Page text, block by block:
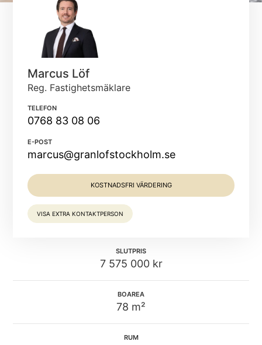
Marcus Löf
Reg. Fastighetsmäklare
TELEFON
0768 83 08 06
E-POST
marcus@granlofstockholm.se
KOSTNADSFRI VÄRDERING
VISA EXTRA KONTAKTPERSON
SLUTPRIS
7 575 000 kr
BOAREA
78 m²
RUM